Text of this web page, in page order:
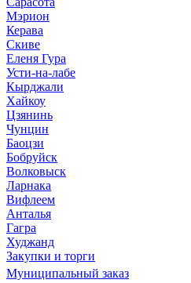
Мэрион
Керава
Скиве
Еленя Гура
Усти-на-лабе
Кырджали
Хайкоу
Цзянинь
Чунцин
Баоцзи
Бобруйск
Волковыск
Ларнака
Вифлеем
Анталья
Гагра
Худжанд
Закупки и торги
Муниципальный заказ